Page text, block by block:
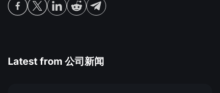
Latest from 公司新闻